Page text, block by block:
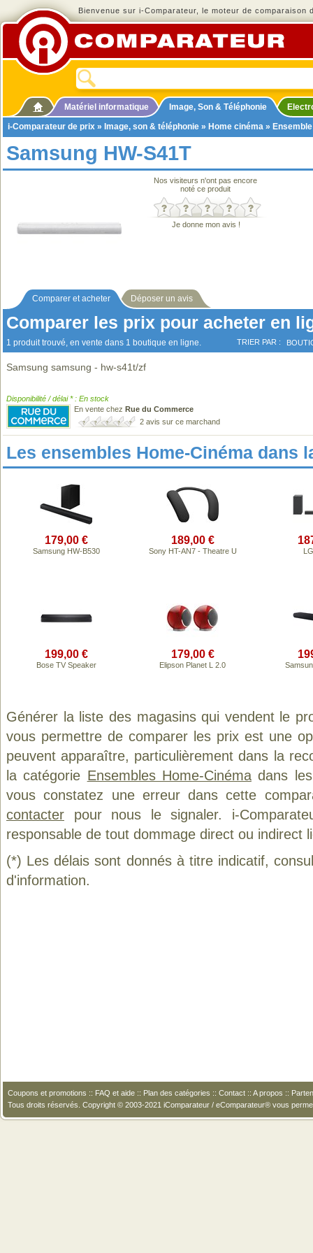
Bienvenue sur i-Comparateur, le moteur de comparaison
Matériel informatique Image, Son & Téléphonie
i-Comparateur de prix » Image, son & téléphonie » Home cinéma »
Samsung HW-S41T
Nos visiteurs n'ont pas encore
noté ce produit
Je donne mon avis !
Comparer et acheter Déposer un avis
Comparer les prix pour acheter en
1 produit trouvé, en vente dans 1 boutique en ligne. TRIER PAR :
Samsung samsung - hw-s41t/zf
Disponibilité / délai * : En stock
En vente chez Rue du Commerce
2 avis sur ce marchand
Les ensembles Home-Cinéma dans
179,00 €
Samsung HW-B530
189,00 €
Sony HT-AN7 - Theatre U
199,00 €
Bose TV Speaker
179,00 €
Elipson Planet L 2.0
Générer la liste des magasins qui vendent le
vous permettre de comparer les prix est une
peuvent apparaître, particulièrement dans la
la catégorie Ensembles Home-Cinémadans les
vous constatez une erreur dans cette
contacter pour nous le signaler. i-
responsable de tout dommage direct ou indirect
(*) Les délais sont donnés à titre indicatif,
d'information.
Coupons et promotions :: FAQ et aide :: Plan des catégories :: Contact :: A propos ::
Tous droits réservés. Copyright © 2003-2021 iComparateur / eComparateur® vous